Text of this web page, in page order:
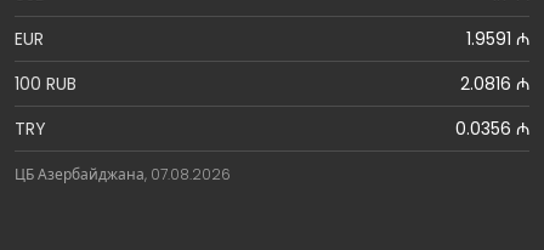
EUR
1.9591 ₼
100 RUB
2.0816 ₼
TRY
0.0356 ₼
ЦБ Азербайджана, 07.08.2026